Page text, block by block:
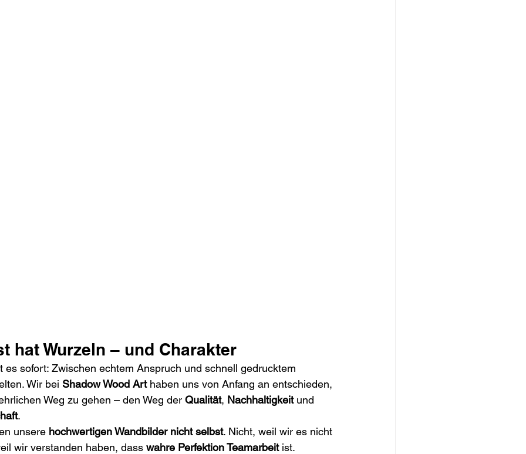
hat Wurzeln – und Charakter
es sofort: Zwischen echtem Anspruch und schnell gedrucktem
Wir bei Shadow Wood Art haben uns von Anfang an entschieden,
Weg zu gehen – den Weg der Qualität, Nachhaltigkeit und
.
unsere hochwertigen Wandbilder nicht selbst. Nicht, weil wir es nicht
wir verstanden haben, dass wahre Perfektion Teamarbeit ist.